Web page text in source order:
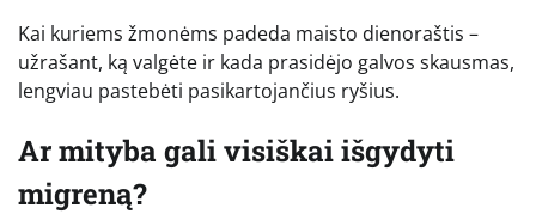
Kai kuriems žmonėms padeda maisto dienoraštis –
užrašant, ką valgėte ir kada prasidėjo galvos skausmas,
lengviau pastebėti pasikartojančius ryšius.
Ar mityba gali visiškai išgydyti
migreną?